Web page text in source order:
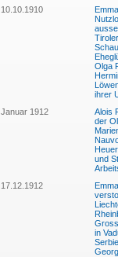
10.10.1910
Olga
ihrer
Januar 1912
Alois
der
und
17.12.1912
in